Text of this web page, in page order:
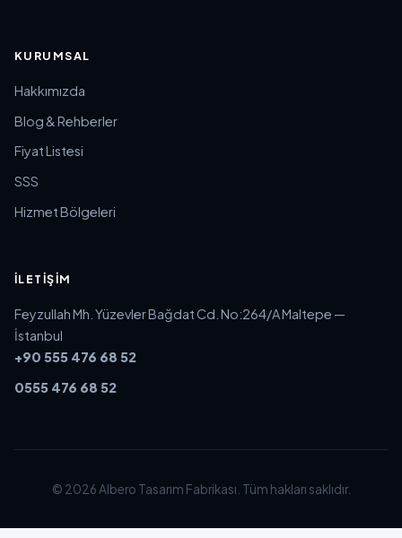
KURUMSAL
Hakkımızda
Blog & Rehberler
Fiyat Listesi
SSS
Hizmet Bölgeleri
İLETIŞIM
Feyzullah Mh. Yüzevler Bağdat Cd. No:264/A Maltepe —
İstanbul
+90 555 476 68 52
0555 476 68 52
© 2026 Albero Tasarım Fabrikası. Tüm hakları saklıdır.